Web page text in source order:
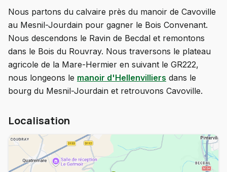
Nous partons du calvaire près du manoir de Cavoville
au Mesnil-Jourdain pour gagner le Bois Convenant.
Nous descendons le Ravin de Becdal et remontons
dans le Bois du Rouvray. Nous traversons le plateau
agricole de la Mare-Hermier en suivant le GR222,
nous longeons le manoir d'Hellenvilliers dans le
bourg du Mesnil-Jourdain et retrouvons Cavoville.
Localisation